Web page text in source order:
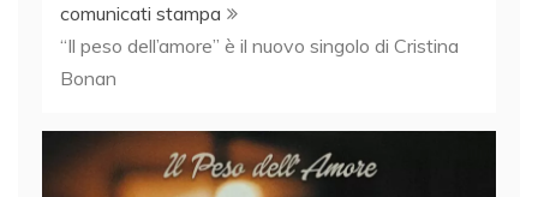
comunicati stampa
“Il peso dell’amore” è il nuovo singolo di Cristina
Bonan